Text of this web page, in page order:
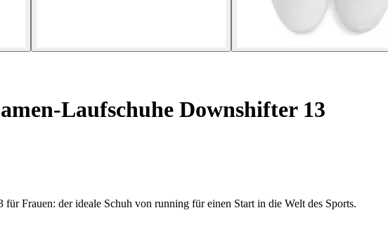
Laufschuhe Downshifter 13
Frauen: der ideale Schuh von running für einen Start in die Welt des Sports.